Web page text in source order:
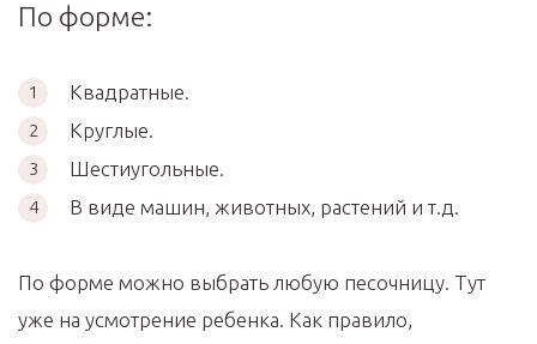
По форме:
Квадратные.
Круглые.
Шестиугольные.
В виде машин, животных, растений и т.д.
По форме можно выбрать любую песочницу. Тут
уже на усмотрение ребенка. Как правило,